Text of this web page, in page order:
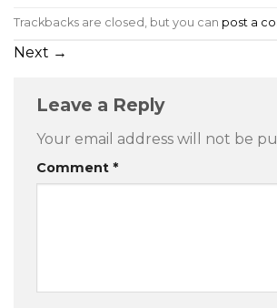
Trackbacks are closed, but you can post a
Next →
Leave a Reply
Your email address will not be
Comment *